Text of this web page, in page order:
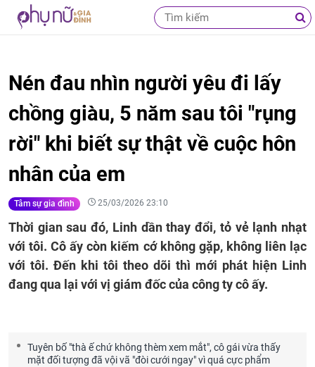
Nén đau nhìn người yêu đi lấy
chồng giàu, 5 năm sau tôi "rụng
rời" khi biết sự thật về cuộc hôn
nhân của em
Tâm sự gia đình 25/03/2026 23:10
Thời gian sau đó, Linh dần thay đổi, tỏ vẻ lạnh nhạt
với tôi. Cô ấy còn kiếm cớ không gặp, không liên lạc
với tôi. Đến khi tôi theo dõi thì mới phát hiện Linh
đang qua lại với vị giám đốc của công ty cô ấy.
Tuyên bố "thà ế chứ không thèm xem mắt", cô gái vừa thấy
mặt đối tượng đã vội vã "đòi cưới ngay" vì quá cực phẩm